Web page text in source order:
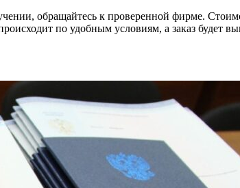
обращайтесь к проверенной фирме.
по удобным условиям, а заказ будет